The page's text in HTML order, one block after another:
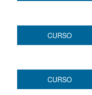
CURSO
CURSO